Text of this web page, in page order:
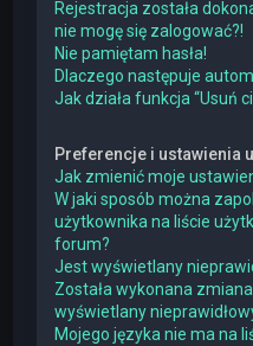
Rejestracja została
nie mogę się zalogować?!
Nie pamiętam hasła!
Dlaczego następuje
Jak działa funkcja “Usuń
Preferencje i ustawienia
Jak zmienić moje
W jaki sposób można
użytkownika na liście
forum?
Jest wyświetlany
Została wykonana
wyświetlany
Mojego języka nie ma na